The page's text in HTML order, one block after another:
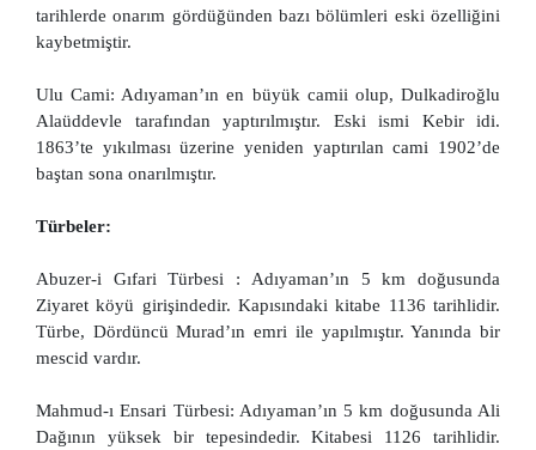
tarihlerde onarım gördüğünden bazı bölümleri eski özelliğini
kaybetmiştir.
Ulu Cami: Adıyaman’ın en büyük camii olup, Dulkadiroğlu
Alaüddevle tarafından yaptırılmıştır. Eski ismi Kebir idi.
1863’te yıkılması üzerine yeniden yaptırılan cami 1902’de
baştan sona onarılmıştır.
Türbeler:
Abuzer-i Gıfari Türbesi : Adıyaman’ın 5 km doğusunda
Ziyaret köyü girişindedir. Kapısındaki kitabe 1136 tarihlidir.
Türbe, Dördüncü Murad’ın emri ile yapılmıştır. Yanında bir
mescid vardır.
Mahmud-ı Ensari Türbesi: Adıyaman’ın 5 km doğusunda Ali
Dağının yüksek bir tepesindedir. Kitabesi 1126 tarihlidir.